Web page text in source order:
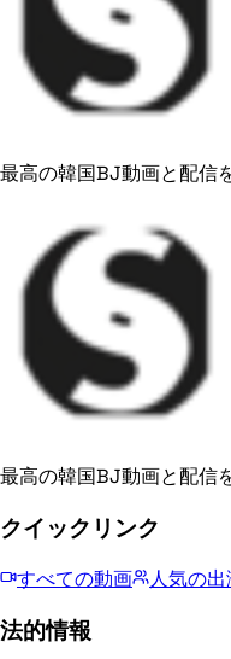
最高の韓国BJ動画と配信
最高の韓国BJ動画と配信
クイックリンク
すべての動画 人気の
法的情報